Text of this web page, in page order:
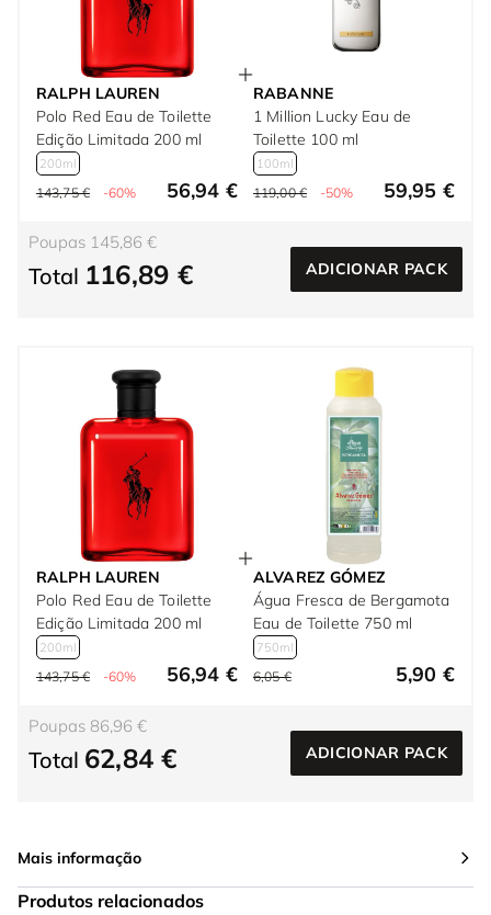
RALPH LAUREN
Polo Red Eau de Toilette
Edição Limitada 200 ml
200ml
143,75 € -60% 56,94 €
RABANNE
1 Million Lucky Eau de
Toilette 100 ml
100ml
119,00 € -50% 59,95 €
Poupas 145,86 €
Total 116,89 € ADICIONAR PACK
RALPH LAUREN
Polo Red Eau de Toilette
Edição Limitada 200 ml
200ml
143,75 € -60% 56,94 €
ALVAREZ GÓMEZ
Água Fresca de Bergamota
Eau de Toilette 750 ml
750ml
6,05 € 5,90 €
Poupas 86,96 €
Total 62,84 € ADICIONAR PACK
Mais informação
Produtos relacionados